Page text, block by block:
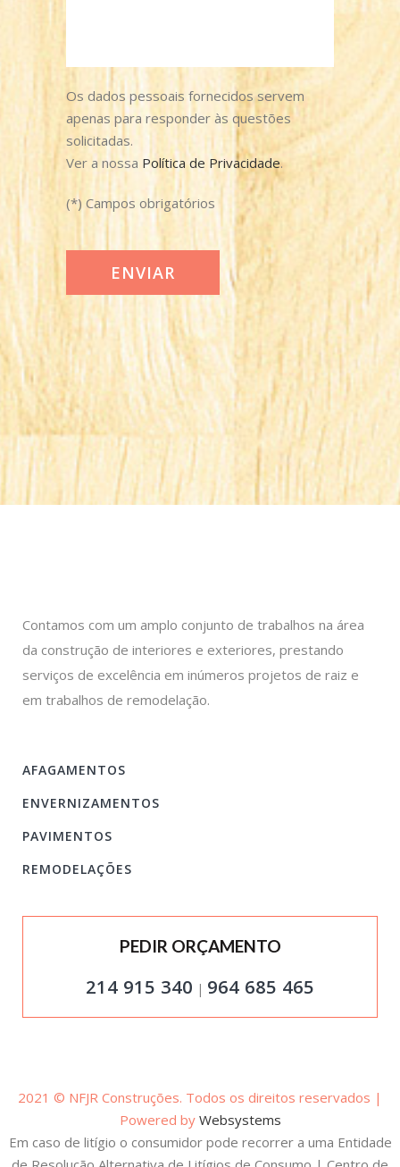
Os dados pessoais fornecidos servem
apenas para responder às questões
solicitadas.
Ver a nossa Política de Privacidade.
(*) Campos obrigatórios
Contamos com um amplo conjunto de trabalhos na área
da construção de interiores e exteriores, prestando
serviços de excelência em inúmeros projetos de raiz e
em trabalhos de remodelação.
AFAGAMENTOS
ENVERNIZAMENTOS
PAVIMENTOS
REMODELAÇÕES
PEDIR ORÇAMENTO
214 915 340 | 964 685 465
2021 © NFJR Construções. Todos os direitos reservados |
Powered by Websystems
Em caso de litígio o consumidor pode recorrer a uma Entidade